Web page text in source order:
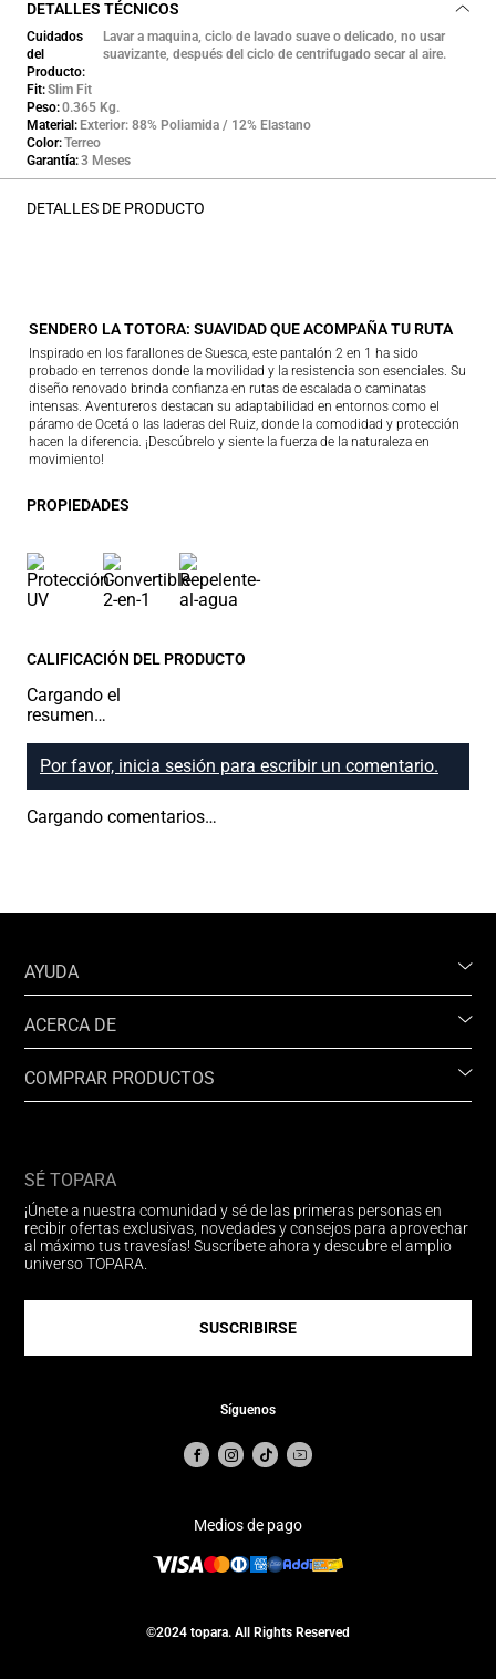
DETALLES TÉCNICOS
Cuidados
del
Producto
Lavar a maquina, ciclo de lavado suave o delicado, no usar
suavizante, después del ciclo de centrifugado secar al aire.
Fit Slim Fit
Peso 0.365 Kg.
Material
Exterior: 88% Poliamida / 12% Elastano
Color Terreo
Garantía 3 Meses
DETALLES DE PRODUCTO
SENDERO LA TOTORA: SUAVIDAD QUE ACOMPAÑA TU RUTA
Inspirado en los farallones de Suesca, este pantalón 2 en 1 ha sido
probado en terrenos donde la movilidad y la resistencia son esenciales. Su
diseño renovado brinda confianza en rutas de escalada o caminatas
intensas. Aventureros destacan su adaptabilidad en entornos como el
páramo de Ocetá o las laderas del Ruiz, donde la comodidad y protección
hacen la diferencia. ¡Descúbrelo y siente la fuerza de la naturaleza en
movimiento!
PROPIEDADES
CALIFICACIÓN DEL PRODUCTO
Cargando el
resumen…
Por favor, inicia sesión para escribir un comentario.
Cargando comentarios…
AYUDA
ACERCA DE
COMPRAR PRODUCTOS
SÉ TOPARA
¡Únete a nuestra comunidad y sé de las primeras personas en
recibir ofertas exclusivas, novedades y consejos para aprovechar
al máximo tus travesías! Suscríbete ahora y descubre el amplio
universo TOPARA.
SUSCRIBIRSE
Síguenos
Medios de pago
©2024 topara. All Rights Reserved